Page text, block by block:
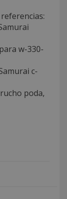
w-330-
c-
poda,